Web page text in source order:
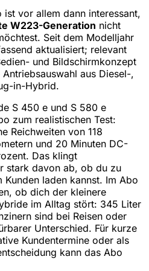
vor allem dann interessant,
W223-Generation nicht
Seit dem Modelljahr
aktualisiert; relevant
und Bildschirmkonzept
aus Diesel-,
in-Hybrid.
S 450 e und S 580 e
zum realistischen Test:
Reichweiten von 118
und 20 Minuten DC-
Das klingt
stark davon ab, ob du zu
laden kannst. Im Abo
ob dich der kleinere
im Alltag stört: 345 Liter
sind bei Reisen oder
Unterschied. Für kurze
Kundentermine oder als
kann das Abo